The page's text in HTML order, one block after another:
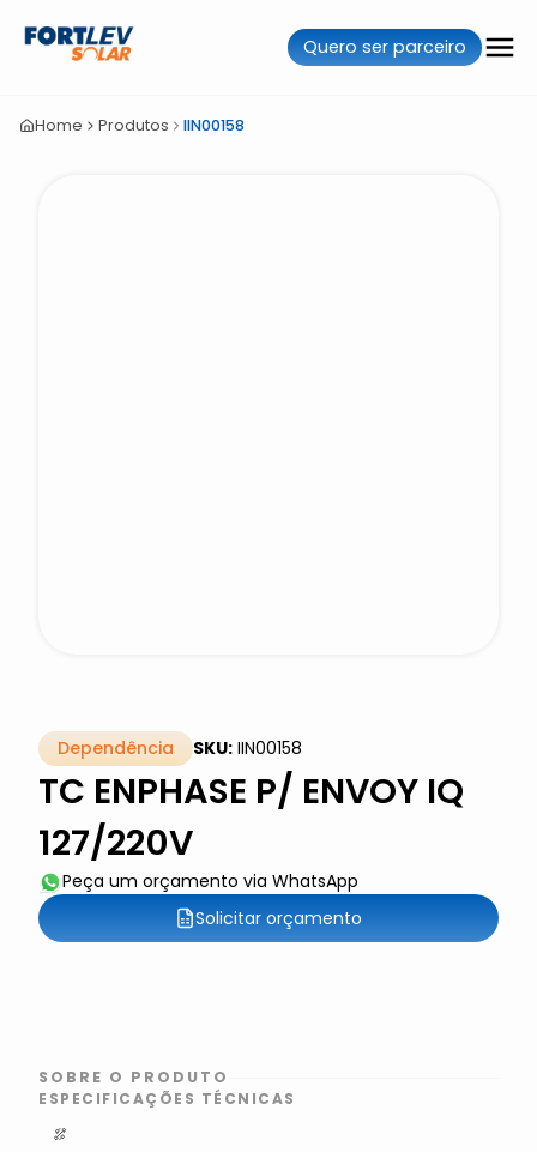
Quero ser parceiro
Home Produtos IIN00158
Dependência SKU: IIN00158
TC ENPHASE P/ ENVOY IQ
127/220V
Peça um orçamento via WhatsApp
Solicitar orçamento
SOBRE O PRODUTO
ESPECIFICAÇÕES TÉCNICAS